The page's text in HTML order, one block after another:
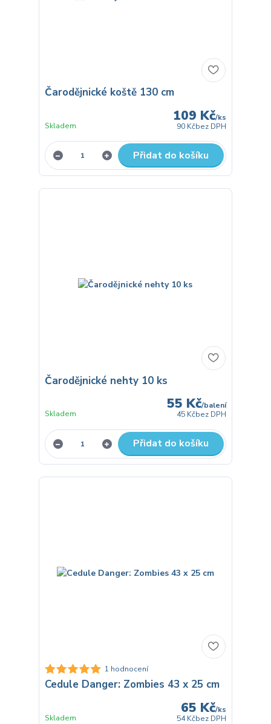
Čarodějnické koště 130 cm
109 Kč/ks
90 Kčbez DPH
Skladem
Přidat do košíku
Čarodějnické nehty 10 ks
55 Kč/balení
45 Kčbez DPH
Skladem
Přidat do košíku
1 hodnocení
Cedule Danger: Zombies 43 x 25 cm
65 Kč/ks
54 Kčbez DPH
Skladem